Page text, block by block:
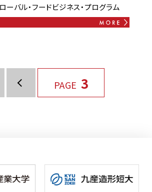
ーバル・フードビジネス・プログラム
3